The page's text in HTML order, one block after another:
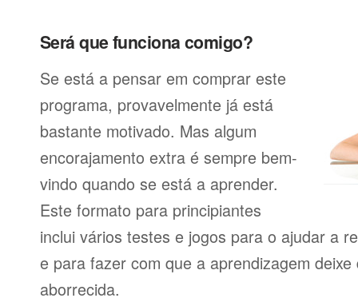
Será que funciona comigo?
Se está a pensar em comprar este
programa, provavelmente já está
bastante motivado. Mas algum
encorajamento extra é sempre bem-
vindo quando se está a aprender.
Este formato para principiantes
inclui vários testes e jogos para o ajudar a
e para fazer com que a aprendizagem
aborrecida.